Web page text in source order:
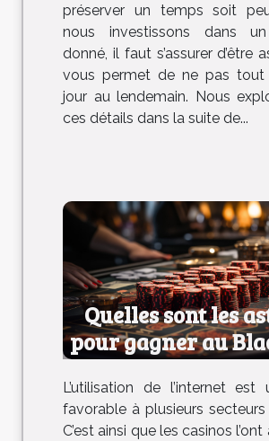
préserver un temps soit
nous investissons dans
donné, il faut s’assurer d’être
vous permet de ne pas tout
jour au lendemain. Nous
ces détails dans la suite de...
Quelles sont les
pour gagner au
en ligne ?
L’utilisation de l’internet est
favorable à plusieurs secteurs
C’est ainsi que les casinos